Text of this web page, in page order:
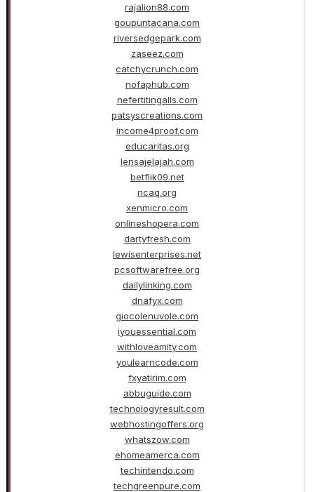
rajalion88.com
goupuntacana.com
riversedgepark.com
zaseez.com
catchycrunch.com
nofaphub.com
nefertitingalls.com
patsyscreations.com
income4proof.com
educaritas.org
lensajelajah.com
betflik09.net
ncaq.org
xenmicro.com
onlineshopera.com
dartyfresh.com
lewisenterprises.net
pcsoftwarefree.org
dailylinking.com
dnafyx.com
giocolenuvole.com
iyouessential.com
withloveamity.com
youlearncode.com
fxyatirim.com
abbuguide.com
technologyresult.com
webhostingoffers.org
whatszow.com
ehomeamerca.com
techintendo.com
techgreenpure.com